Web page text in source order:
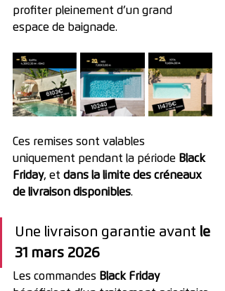
profiter pleinement d’un grand
espace de baignade.
Ces remises sont valables
uniquement pendant la période Black
Friday, et dans la limite des créneaux
de livraison disponibles.
Une livraison garantie avant le
31 mars 2026
Les commandes Black Friday